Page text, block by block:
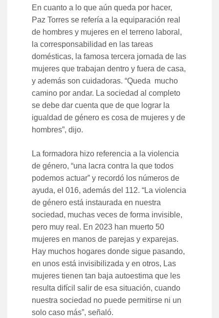
En cuanto a lo que aún queda por hacer,
Paz Torres se refería a la equiparación real
de hombres y mujeres en el terreno laboral,
la corresponsabilidad en las tareas
domésticas, la famosa tercera jornada de las
mujeres que trabajan dentro y fuera de casa,
y además son cuidadoras. “Queda mucho
camino por andar. La sociedad al completo
se debe dar cuenta que de que lograr la
igualdad de género es cosa de mujeres y de
hombres”, dijo.
La formadora hizo referencia a la violencia
de género, “una lacra contra la que todos
podemos actuar” y recordó los números de
ayuda, el 016, además del 112. “La violencia
de género está instaurada en nuestra
sociedad, muchas veces de forma invisible,
pero muy real. En 2023 han muerto 50
mujeres en manos de parejas y exparejas.
Hay muchos hogares donde sigue pasando,
en unos está invisibilizada y en otros, Las
mujeres tienen tan baja autoestima que les
resulta difícil salir de esa situación, cuando
nuestra sociedad no puede permitirse ni un
solo caso más”, señaló.